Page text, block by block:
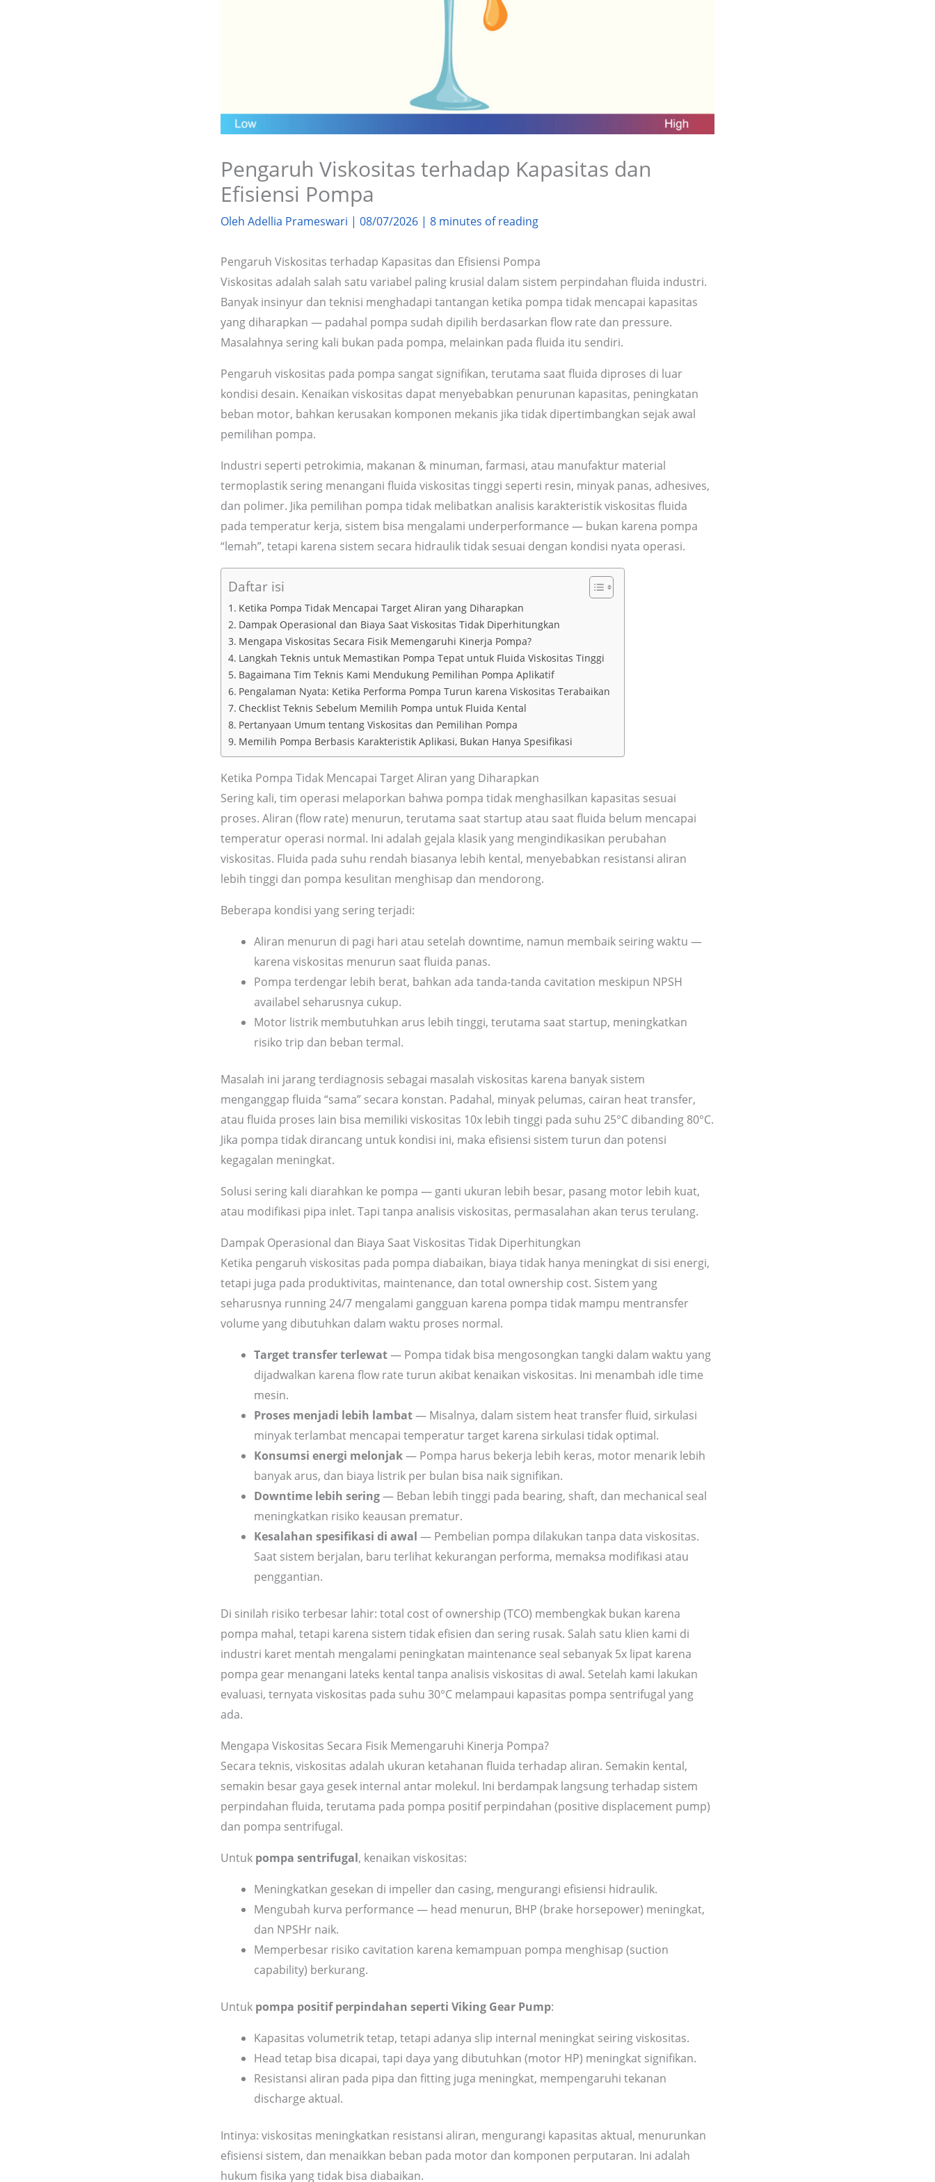
Pengaruh Viskositas terhadap Kapasitas dan
Efisiensi Pompa
Oleh Adellia Prameswari | 08/07/2026 | 8 minutes of reading
Pengaruh Viskositas terhadap Kapasitas dan Efisiensi Pompa
Viskositas adalah salah satu variabel paling krusial dalam sistem perpindahan fluida industri.
Banyak insinyur dan teknisi menghadapi tantangan ketika pompa tidak mencapai kapasitas
yang diharapkan — padahal pompa sudah dipilih berdasarkan flow rate dan pressure.
Masalahnya sering kali bukan pada pompa, melainkan pada fluida itu sendiri.
Pengaruh viskositas pada pompa sangat signifikan, terutama saat fluida diproses di luar
kondisi desain. Kenaikan viskositas dapat menyebabkan penurunan kapasitas, peningkatan
beban motor, bahkan kerusakan komponen mekanis jika tidak dipertimbangkan sejak awal
pemilihan pompa.
Industri seperti petrokimia, makanan & minuman, farmasi, atau manufaktur material
termoplastik sering menangani fluida viskositas tinggi seperti resin, minyak panas, adhesives,
dan polimer. Jika pemilihan pompa tidak melibatkan analisis karakteristik viskositas fluida
pada temperatur kerja, sistem bisa mengalami underperformance — bukan karena pompa
“lemah”, tetapi karena sistem secara hidraulik tidak sesuai dengan kondisi nyata operasi.
Daftar isi
Ketika Pompa Tidak Mencapai Target Aliran yang Diharapkan
Dampak Operasional dan Biaya Saat Viskositas Tidak Diperhitungkan
Mengapa Viskositas Secara Fisik Memengaruhi Kinerja Pompa?
Langkah Teknis untuk Memastikan Pompa Tepat untuk Fluida Viskositas Tinggi
Bagaimana Tim Teknis Kami Mendukung Pemilihan Pompa Aplikatif
Pengalaman Nyata: Ketika Performa Pompa Turun karena Viskositas Terabaikan
Checklist Teknis Sebelum Memilih Pompa untuk Fluida Kental
Pertanyaan Umum tentang Viskositas dan Pemilihan Pompa
Memilih Pompa Berbasis Karakteristik Aplikasi, Bukan Hanya Spesifikasi
Ketika Pompa Tidak Mencapai Target Aliran yang Diharapkan
Sering kali, tim operasi melaporkan bahwa pompa tidak menghasilkan kapasitas sesuai
proses. Aliran (flow rate) menurun, terutama saat startup atau saat fluida belum mencapai
temperatur operasi normal. Ini adalah gejala klasik yang mengindikasikan perubahan
viskositas. Fluida pada suhu rendah biasanya lebih kental, menyebabkan resistansi aliran
lebih tinggi dan pompa kesulitan menghisap dan mendorong.
Beberapa kondisi yang sering terjadi:
Aliran menurun di pagi hari atau setelah downtime, namun membaik seiring waktu —
karena viskositas menurun saat fluida panas.
Pompa terdengar lebih berat, bahkan ada tanda-tanda cavitation meskipun NPSH
availabel seharusnya cukup.
Motor listrik membutuhkan arus lebih tinggi, terutama saat startup, meningkatkan
risiko trip dan beban termal.
Masalah ini jarang terdiagnosis sebagai masalah viskositas karena banyak sistem
menganggap fluida “sama” secara konstan. Padahal, minyak pelumas, cairan heat transfer,
atau fluida proses lain bisa memiliki viskositas 10x lebih tinggi pada suhu 25°C dibanding 80°C.
Jika pompa tidak dirancang untuk kondisi ini, maka efisiensi sistem turun dan potensi
kegagalan meningkat.
Solusi sering kali diarahkan ke pompa — ganti ukuran lebih besar, pasang motor lebih kuat,
atau modifikasi pipa inlet. Tapi tanpa analisis viskositas, permasalahan akan terus terulang.
Dampak Operasional dan Biaya Saat Viskositas Tidak Diperhitungkan
Ketika pengaruh viskositas pada pompa diabaikan, biaya tidak hanya meningkat di sisi energi,
tetapi juga pada produktivitas, maintenance, dan total ownership cost. Sistem yang
seharusnya running 24/7 mengalami gangguan karena pompa tidak mampu mentransfer
volume yang dibutuhkan dalam waktu proses normal.
Target transfer terlewat— Pompa tidak bisa mengosongkan tangki dalam waktu yang
dijadwalkan karena flow rate turun akibat kenaikan viskositas. Ini menambah idle time
mesin.
Proses menjadi lebih lambat— Misalnya, dalam sistem heat transfer fluid, sirkulasi
minyak terlambat mencapai temperatur target karena sirkulasi tidak optimal.
Konsumsi energi melonjak— Pompa harus bekerja lebih keras, motor menarik lebih
banyak arus, dan biaya listrik per bulan bisa naik signifikan.
Downtime lebih sering— Beban lebih tinggi pada bearing, shaft, dan mechanical seal
meningkatkan risiko keausan prematur.
Kesalahan spesifikasi di awal — Pembelian pompa dilakukan tanpa data viskositas.
Saat sistem berjalan, baru terlihat kekurangan performa, memaksa modifikasi atau
penggantian.
Di sinilah risiko terbesar lahir: total cost of ownership (TCO) membengkak bukan karena
pompa mahal, tetapi karena sistem tidak efisien dan sering rusak. Salah satu klien kami di
industri karet mentah mengalami peningkatan maintenance seal sebanyak 5x lipat karena
pompa gear menangani lateks kental tanpa analisis viskositas di awal. Setelah kami lakukan
evaluasi, ternyata viskositas pada suhu 30°C melampaui kapasitas pompa sentrifugal yang
ada.
Mengapa Viskositas Secara Fisik Memengaruhi Kinerja Pompa?
Secara teknis, viskositas adalah ukuran ketahanan fluida terhadap aliran. Semakin kental,
semakin besar gaya gesek internal antar molekul. Ini berdampak langsung terhadap sistem
perpindahan fluida, terutama pada pompa positif perpindahan (positive displacement pump)
dan pompa sentrifugal.
Untuk pompa sentrifugal, kenaikan viskositas:
Meningkatkan gesekan di impeller dan casing, mengurangi efisiensi hidraulik.
Mengubah kurva performance — head menurun, BHP (brake horsepower) meningkat,
dan NPSHr naik.
Memperbesar risiko cavitation karena kemampuan pompa menghisap (suction
capability) berkurang.
Untuk pompa positif perpindahan seperti Viking Gear Pump:
Kapasitas volumetrik tetap, tetapi adanya slip internal meningkat seiring viskositas.
Head tetap bisa dicapai, tapi daya yang dibutuhkan (motor HP) meningkat signifikan.
Resistansi aliran pada pipa dan fitting juga meningkat, mempengaruhi tekanan
discharge aktual.
Intinya: viskositas meningkatkan resistansi aliran, mengurangi kapasitas aktual, menurunkan
efisiensi sistem, dan menaikkan beban pada motor dan komponen perputaran. Ini adalah
hukum fisika yang tidak bisa diabaikan.